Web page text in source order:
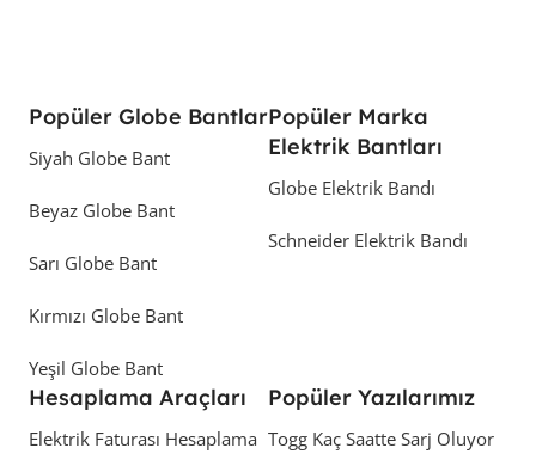
Popüler Globe Bantlar
Siyah Globe Bant
Beyaz Globe Bant
Sarı Globe Bant
Kırmızı Globe Bant
Yeşil Globe Bant
Popüler Marka
Elektrik Bantları
Globe Elektrik Bandı
Schneider Elektrik Bandı
Hesaplama Araçları
Elektrik Faturası Hesaplama
Popüler Yazılarımız
Togg Kaç Saatte Sarj Oluyor